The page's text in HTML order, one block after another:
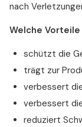
nach
Welche
schützt die
trägt zur
verbessert
verbessert
reduziert